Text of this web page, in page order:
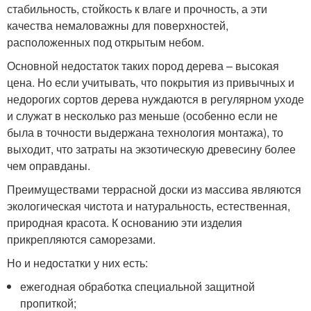
стабильность, стойкость к влаге и прочность, а эти
качества немаловажны для поверхностей,
расположенных под открытым небом.
Основной недостаток таких пород дерева – высокая
цена. Но если учитывать, что покрытия из привычных и
недорогих сортов дерева нуждаются в регулярном уходе
и служат в несколько раз меньше (особенно если не
была в точности выдержана технология монтажа), то
выходит, что затраты на экзотическую древесину более
чем оправданы.
Преимуществами террасной доски из массива являются
экологическая чистота и натуральность, естественная,
природная красота. К основанию эти изделия
прикрепляются саморезами.
Но и недостатки у них есть:
ежегодная обработка специальной защитной
пропиткой;